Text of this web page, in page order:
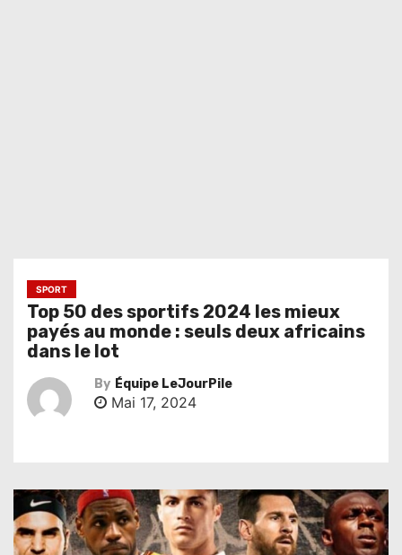
SPORT
Top 50 des sportifs 2024 les mieux
payés au monde : seuls deux africains
dans le lot
By Équipe LeJourPile
Mai 17, 2024